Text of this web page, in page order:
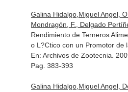
Galina Hidalgo,Miguel Angel,
Mondragón, F., Delgado
Rendimiento de Terneros
o L?Ctico con un Promotor de
En: Archivos de Zootecnia .
Pag. 383-393
Galina Hidalgo,Miguel Angel,